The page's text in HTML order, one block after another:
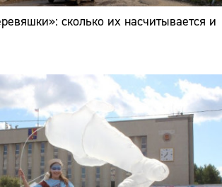
сколько их насчитывается и